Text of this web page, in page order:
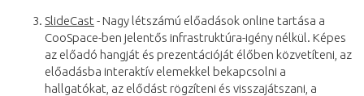
SlideCast - Nagy létszámú előadások online tartása a
CooSpace-ben jelentős infrastruktúra-igény nélkül. Képes
az előadó hangját és prezentációját élőben közvetíteni, az
előadásba interaktív elemekkel bekapcsolni a
hallgatókat, az elődást rögzíteni és visszajátszani, a